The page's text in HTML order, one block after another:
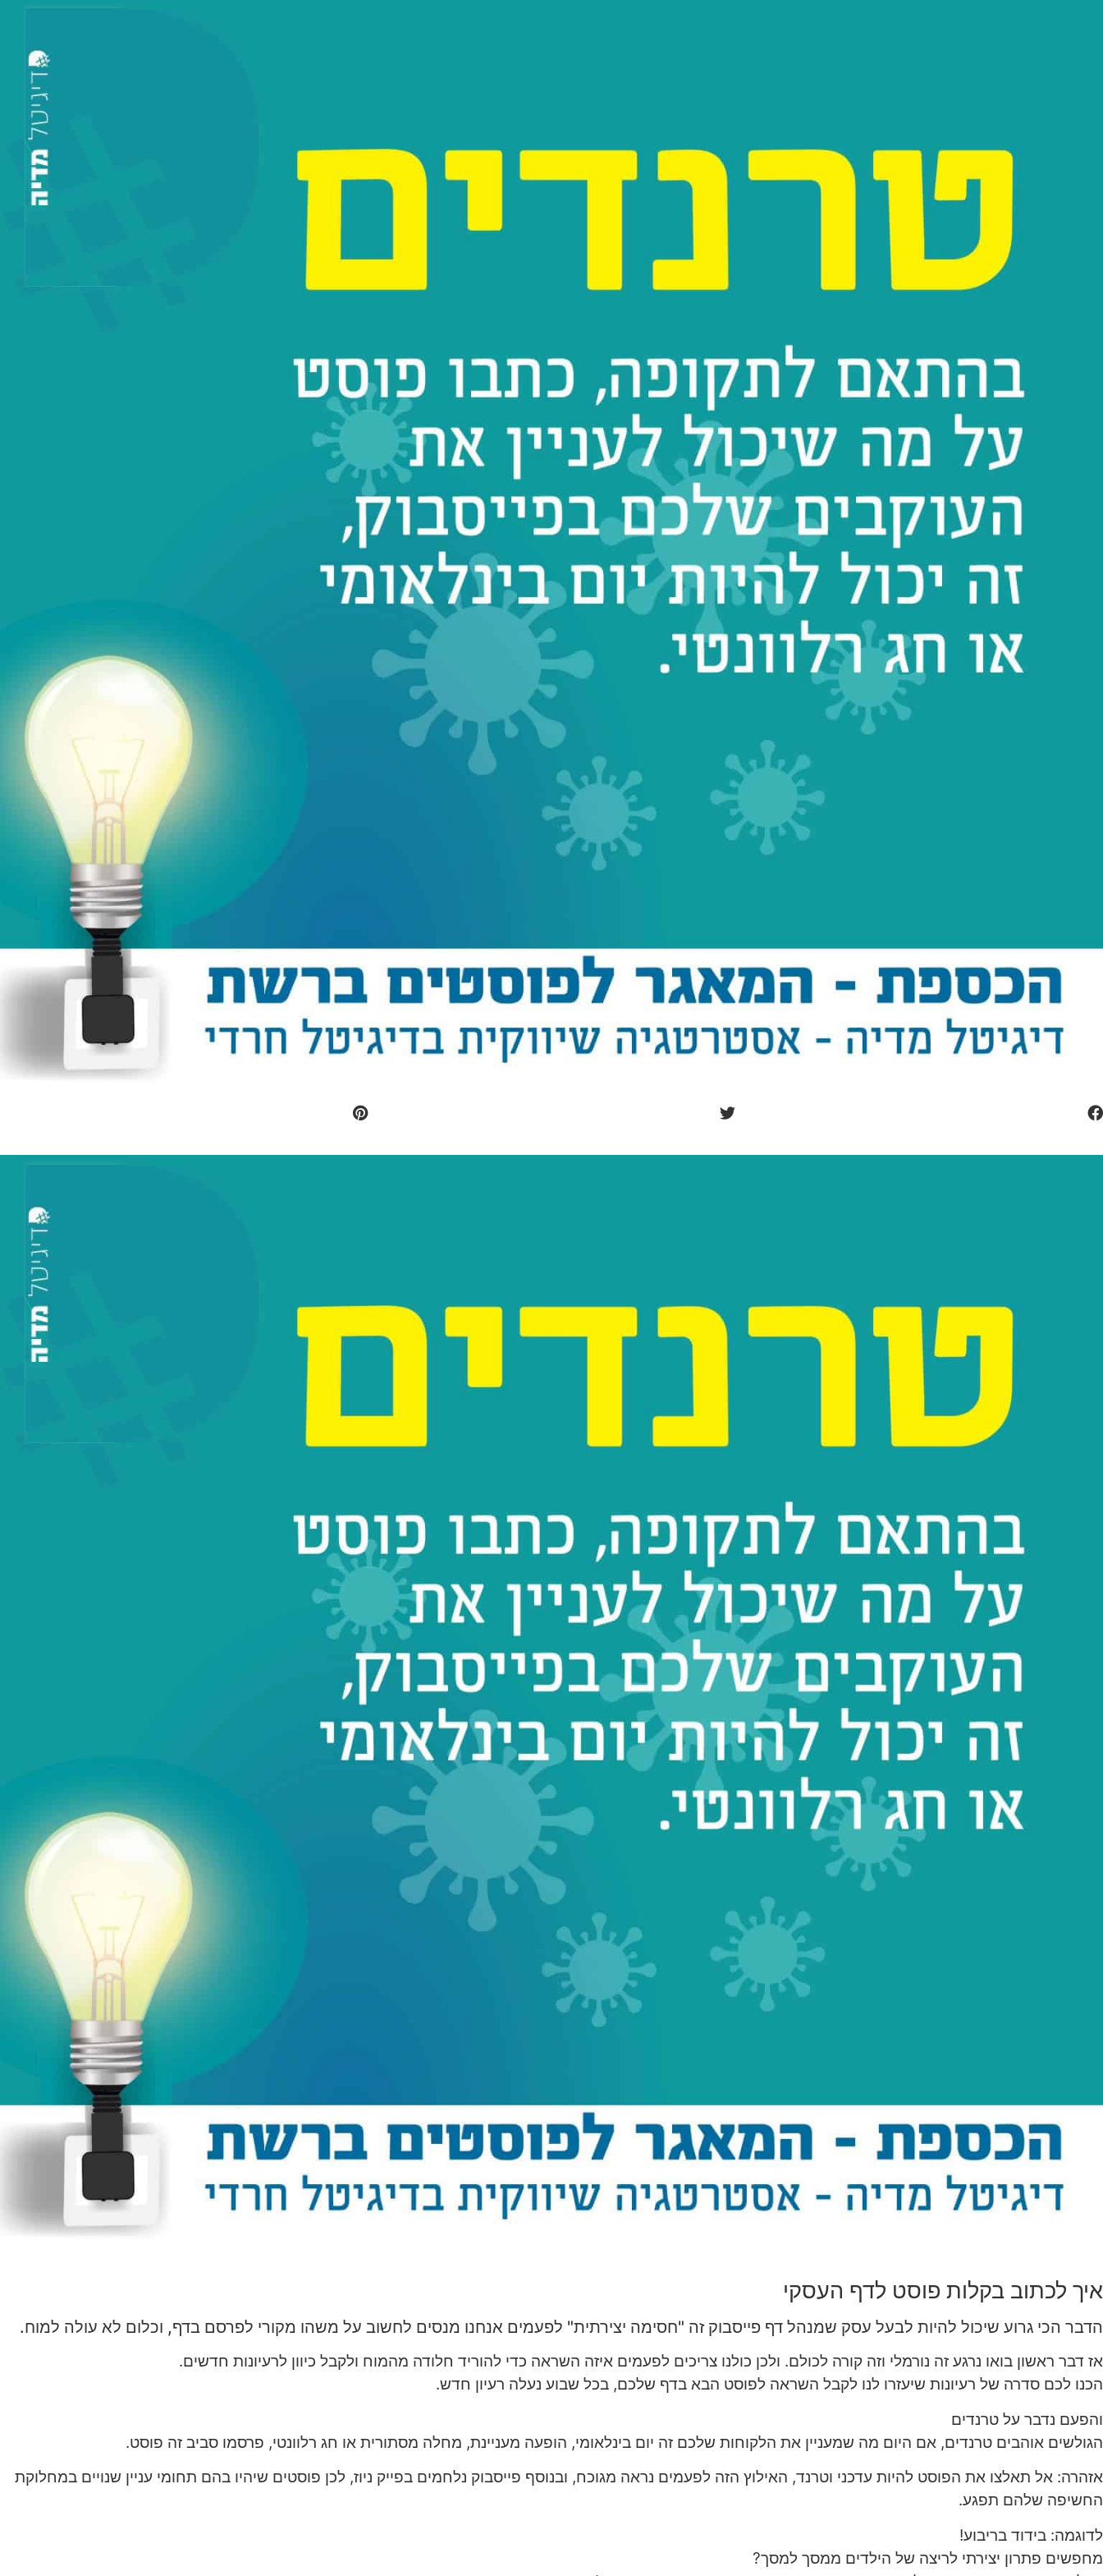
איך לכתוב בקלות פוסט לדף העסקי
הדבר הכי גרוע שיכול להיות לבעל עסק שמנהל דף פייסבוק זה "חסימה יצירתית" לפעמים אנחנו מנסים לחשוב על משהו מקורי לפרסם בדף, וכלום לא עולה למוח.
אז דבר ראשון בואו נרגע זה נורמלי וזה קורה לכולם. ולכן כולנו צריכים לפעמים איזה השראה כדי להוריד חלודה מהמוח ולקבל כיוון לרעיונות חדשים.
הכנו לכם סדרה של רעיונות שיעזרו לנו לקבל השראה לפוסט הבא בדף שלכם, בכל שבוע נעלה רעיון חדש.
והפעם נדבר על טרנדים
הגולשים אוהבים טרנדים, אם היום מה שמעניין את הלקוחות שלכם זה יום בינלאומי, הופעה מעניינת, מחלה מסתורית או חג רלוונטי, פרסמו סביב זה פוסט.
אזהרה: אל תאלצו את הפוסט להיות עדכני וטרנד, האילוץ הזה לפעמים נראה מגוכח, ובנוסף פייסבוק נלחמים בפייק ניוז, לכן פוסטים שיהיו בהם תחומי עניין שנויים במחלוקת
החשיפה שלהם תפגע.
לדוגמה: בידוד בריבוע!
מחפשים פתרון יצירתי לריצה של הילדים ממסך למסך?